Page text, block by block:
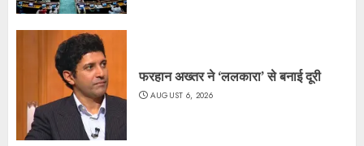
फरहान अख्तर ने ‘ललकारा’ से बनाई दूरी
AUGUST 6, 2026